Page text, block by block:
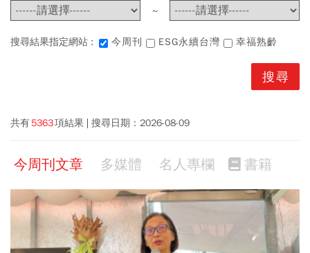
~
搜尋結果指定網站 : 今周刊 ESG永續台灣 幸福熟齡
共有5363項結果 搜尋日期： 2026-08-09
今周刊文章 多媒體 名人專欄 書籍